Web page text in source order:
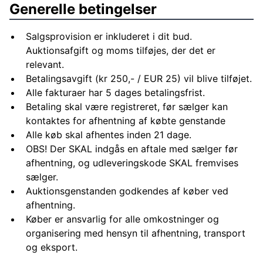
Generelle betingelser
Salgsprovision er inkluderet i dit bud.
Auktionsafgift og moms tilføjes, der det er
relevant.
Betalingsavgift (kr 250,- / EUR 25) vil blive tilføjet.
Alle fakturaer har 5 dages betalingsfrist.
Betaling skal være registreret, før sælger kan
kontaktes for afhentning af købte genstande
Alle køb skal afhentes inden 21 dage.
OBS! Der SKAL indgås en aftale med sælger før
afhentning, og udleveringskode SKAL fremvises
sælger.
Auktionsgenstanden godkendes af køber ved
afhentning.
Køber er ansvarlig for alle omkostninger og
organisering med hensyn til afhentning, transport
og eksport.